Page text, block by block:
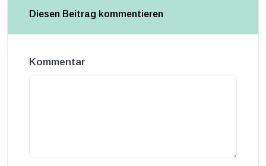
Diesen Beitrag kommentieren
Kommentar